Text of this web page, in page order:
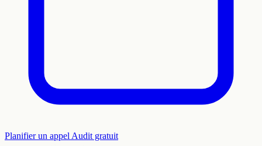
Planifier un appel Audit gratuit